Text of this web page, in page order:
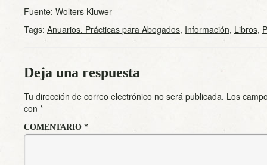
Fuente: Wolters Kluwer
Tags: Anuarios. Prácticas para Abogados, Información, Libros,
Deja una respuesta
Tu dirección de correo electrónico no será publicada. Los
con *
COMENTARIO *